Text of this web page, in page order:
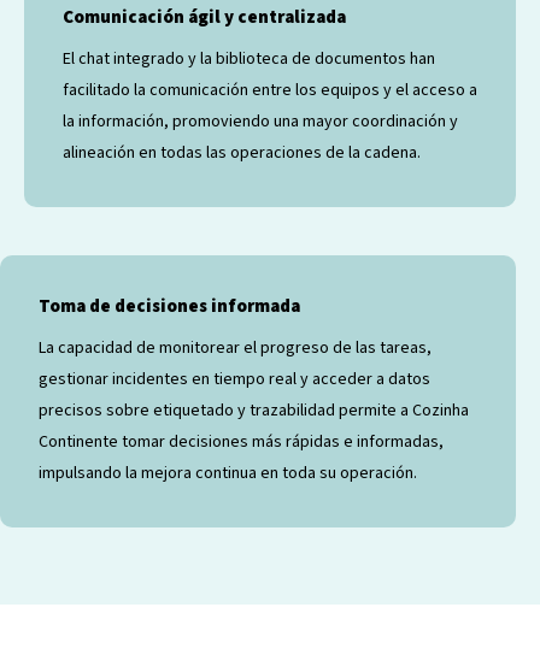
Comunicación ágil y centralizada
El chat integrado y la biblioteca de documentos han
facilitado la comunicación entre los equipos y el acceso a
la información, promoviendo una mayor coordinación y
alineación en todas las operaciones de la cadena.
Toma de decisiones informada
La capacidad de monitorear el progreso de las tareas,
gestionar incidentes en tiempo real y acceder a datos
precisos sobre etiquetado y trazabilidad permite a Cozinha
Continente tomar decisiones más rápidas e informadas,
impulsando la mejora continua en toda su operación.